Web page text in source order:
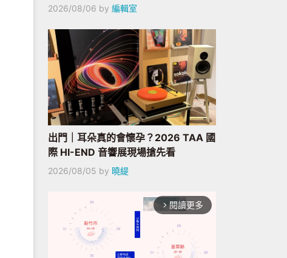
2026/08/06 by 編輯室
出門｜耳朵真的會懷孕？2026 TAA 國
際 HI-END 音響展現場搶先看
2026/08/05 by 曉緹
arrow_forward_ios 閱讀更多